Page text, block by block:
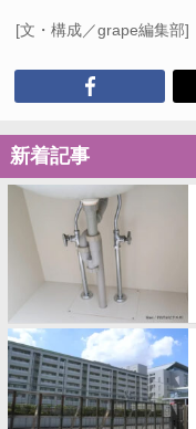
[文・構成／grape編集部]
新着記事